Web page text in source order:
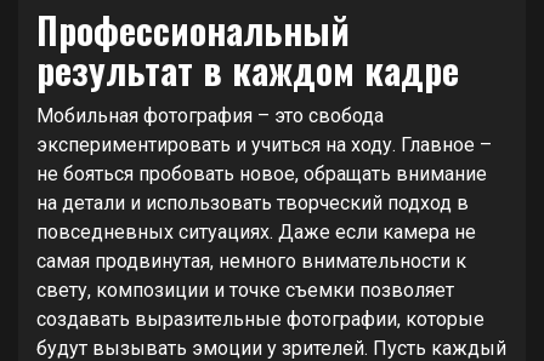
Профессиональный
результат в каждом кадре
Мобильная фотография – это свобода
экспериментировать и учиться на ходу. Главное –
не бояться пробовать новое, обращать внимание
на детали и использовать творческий подход в
повседневных ситуациях. Даже если камера не
самая продвинутая, немного внимательности к
свету, композиции и точке съемки позволяет
создавать выразительные фотографии, которые
будут вызывать эмоции у зрителей. Пусть каждый